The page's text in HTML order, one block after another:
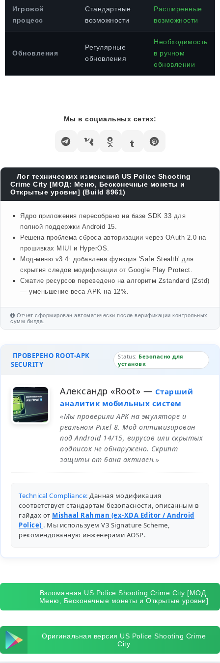
Игровой
процесс
Стандартные
возможности
Расширенные
возможности
Обновления
Регулярные
обновления
Необходимость
в ручном
обновлении
Мы в социальных сетях:
Лог технических изменений US Police Shooting
Crime City [МОД: Меню, Бесконечные монеты и
Открытые уровни] (Build 8961)
Ядро приложения пересобрано на базе SDK 33 для
полной поддержки Android 15.
Решена проблема сброса авторизации через OAuth 2.0 на
прошивках MIUI и HyperOS.
Мод-меню v3.4: добавлена функция 'Safe Stealth' для
скрытия следов модификации от Google Play Protect.
Сжатие ресурсов переведено на алгоритм Zstandard (Zstd)
— уменьшение веса APK на 12%.
Отчет сформирован автоматически после верификации контрольных
сумм билда.
ПРОВЕРЕНО ROOT-APK
SECURITY
Status: Безопасно для
установк
Александр «Root» — Старший
аналитик мобильных систем
«Мы проверили APK на эмуляторе и
реальном Pixel 8. Мод оптимизирован
под Android 14/15, вирусов или скрытых
подписок не обнаружено. Скрипт
защиты от бана активен.»
Technical Compliance: Данная модификация
соответствует стандартам безопасности, описанным в
гайдах от Mishaal Rahman (ex-XDA Editor / Android
Police) . Мы используем V3 Signature Scheme,
рекомендованную инженерами AOSP.
Взломанная US Police Shooting Crime City [МОД:
Меню, Бесконечные монеты и Открытые уровни]
Оригинальная версия US Police Shooting Crime
City